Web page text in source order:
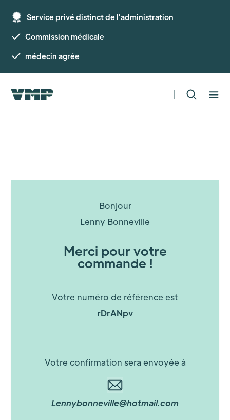
Service privé distinct de l'administration
Commission médicale
médecin agrée
Bonjour
Lenny Bonneville
Merci pour votre
commande !
Votre numéro de référence est
rDrANpv
Votre confirmation sera envoyée à
Lennybonneville@hotmail.com